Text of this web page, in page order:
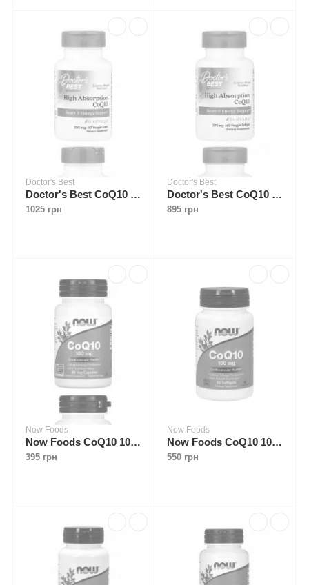
Doctor's Best
Doctor's Best CoQ10 200 mg with BioPerine 60 veggie caps
1025 грн
Doctor's Best
Doctor's Best CoQ10 200 mg with BioPerine 60 veggie softgels
895 грн
Now Foods
Now Foods CoQ10 100 mg 30 caps
395 грн
Now Foods
Now Foods CoQ10 100 mg 50 softgels
550 грн